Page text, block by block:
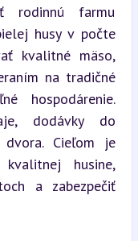
rodinnú farmu
husy v počte
kvalitné mäso,
na tradičné
hospodárenie.
dodávky do
Cieľom je
husine,
a zabezpečiť